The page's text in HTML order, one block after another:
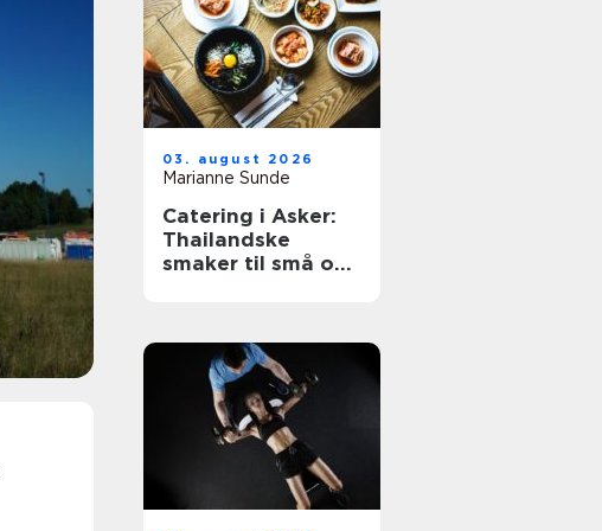
03. august 2026
Marianne Sunde
Catering i Asker:
Thailandske
smaker til små og